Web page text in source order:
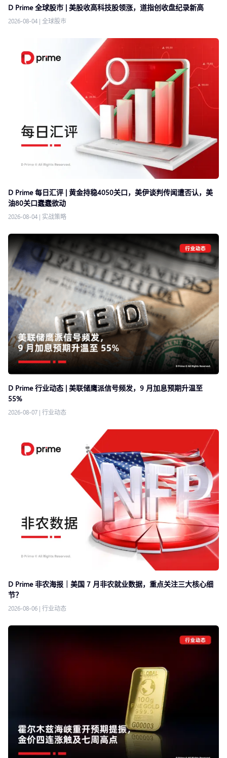
D Prime 全球股市 | 美股收高科技股领涨，道指创收盘纪录新高
2026-08-04 | 全球股市
D Prime 每日汇评 | 黄金持稳4050关口，美伊谈判传闻遭否认，美
油80关口蠢蠢欲动
2026-08-04 | 实战策略
D Prime 行业动态 | 美联储鹰派信号频发，9 月加息预期升温至
55%
2026-08-07 | 行业动态
D Prime 非农海报｜美国 7 月非农就业数据，重点关注三大核心细
节？
2026-08-06 | 行业动态